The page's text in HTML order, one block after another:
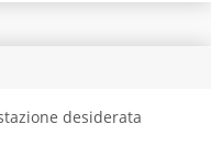
desiderata